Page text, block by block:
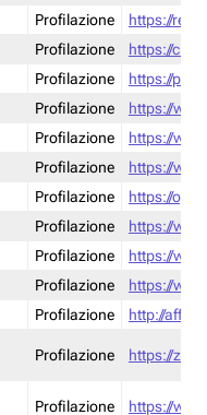
Profilazione
https://
Profilazione
https://
Profilazione
https://
Profilazione
https://
Profilazione
https://
Profilazione
https://
Profilazione
https://
Profilazione
https://
Profilazione
https://
Profilazione
https://
Profilazione
http://
Profilazione https://
Profilazione https://